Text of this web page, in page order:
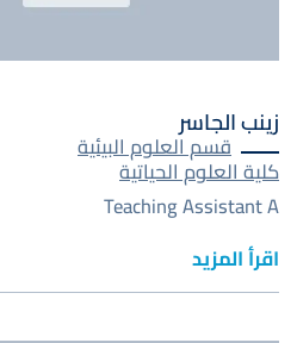
زينب الجاسر
قسم العلوم البيئية
كلية العلوم الحياتية
Teaching Assistant A
اقرأ المزيد